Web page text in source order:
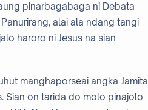
pinarbagabaga ni Debata
alai ala ndang tangi
haroro ni Jesus na sian
manghaporseai angka Jamita
Sian on tarida do molo pinajolo